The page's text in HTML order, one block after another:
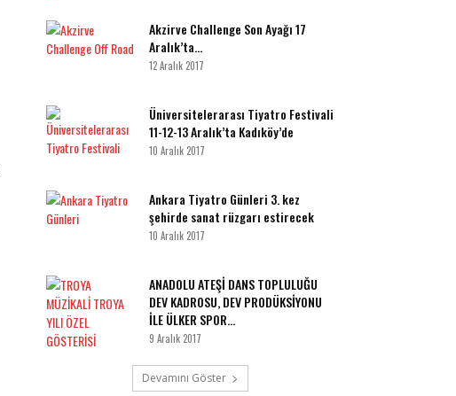
Akzirve Challenge Son Ayağı 17
Aralık’ta…
12 Aralık 2017
Üniversitelerarası Tiyatro Festivali
11-12-13 Aralık’ta Kadıköy’de
10 Aralık 2017
Ankara Tiyatro Günleri 3. kez
şehirde sanat rüzgarı estirecek
10 Aralık 2017
ANADOLU ATEŞİ DANS TOPLULUĞU
DEV KADROSU, DEV PRODÜKSİYONU
İLE ÜLKER SPOR...
9 Aralık 2017
Devamını Göster